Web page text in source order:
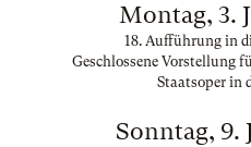
Montag, 3.
18. Aufführung in
Geschlossene Vorstellung
Staatsoper in
Sonntag, 9.